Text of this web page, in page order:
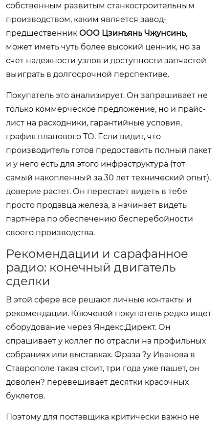
собственным развитым станкостроительным
производством, каким является завод-
предшественник ООО Цзинъянь Чжунсинь,
может иметь чуть более высокий ценник, но за
счет надежности узлов и доступности запчастей
выиграть в долгосрочной перспективе.
Покупатель это анализирует. Он запрашивает не
только коммерческое предложение, но и прайс-
лист на расходники, гарантийные условия,
график планового ТО. Если видит, что
производитель готов предоставить полный пакет
и у него есть для этого инфраструктура (тот
самый накопленный за 30 лет технический опыт),
доверие растет. Он перестает видеть в тебе
просто продавца железа, а начинает видеть
партнера по обеспечению бесперебойности
своего производства.
Рекомендации и сарафанное
радио: конечный двигатель
сделки
В этой сфере все решают личные контакты и
рекомендации. Ключевой покупатель редко ищет
оборудование через Яндекс.Директ. Он
спрашивает у коллег по отрасли на профильных
собраниях или выставках. Фраза ?у Иванова в
Ставрополе такая стоит, три года уже пашет, он
доволен? перевешивает десятки красочных
буклетов.
Поэтому для поставщика критически важно не